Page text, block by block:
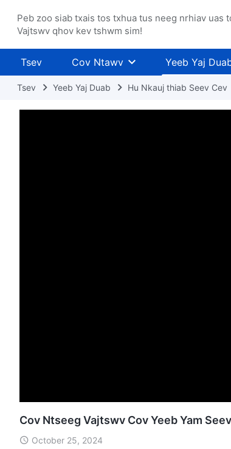
Peb zoo siab txais tos txhua tus neeg nrhiav uas
Vajtswv qhov kev tshwm sim!
Tsev Cov Ntawv Yeeb Yaj
Tsev Yeeb Yaj Duab Hu Nkauj thiab Seev Cev
Cov Ntseeg Vajtswv Cov Yeeb Yam
October 25, 2024